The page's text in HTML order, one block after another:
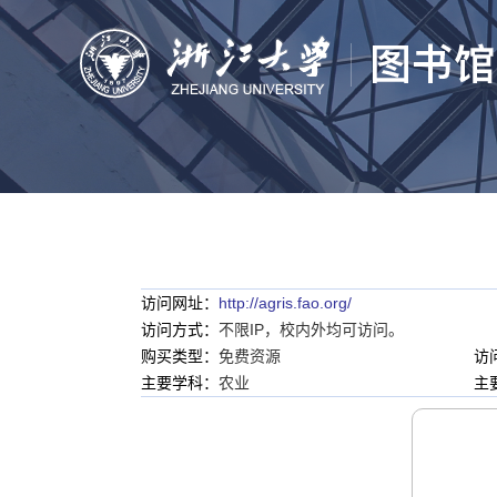
访问网址： http://agris.fao.org/
访问方式： 不限IP，校内外均可访问。
购买类型： 免费资源 访
主要学科： 农业 主